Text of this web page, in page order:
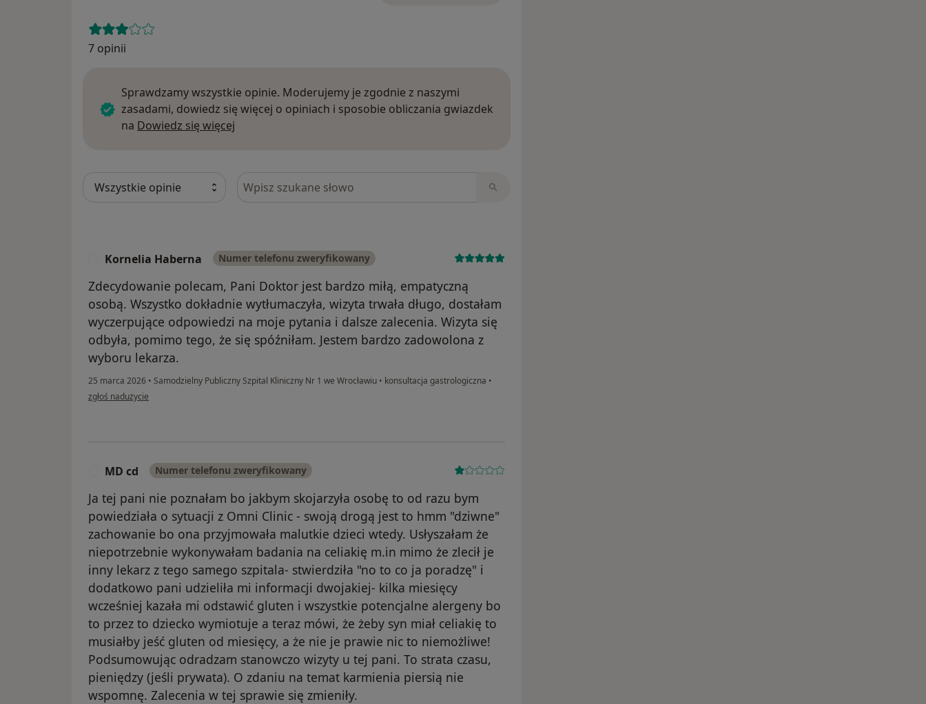
7 opinii
Sprawdzamy wszystkie opinie. Moderujemy je zgodnie z naszymi
zasadami, dowiedz się więcej o opiniach i sposobie obliczania gwiazdek
na Dowiedz się więcej
Szukaj w opiniach
Kornelia Haberna Numer telefonu zweryfikowany
Zdecydowanie polecam, Pani Doktor jest bardzo miłą, empatyczną
osobą. Wszystko dokładnie wytłumaczyła, wizyta trwała długo, dostałam
wyczerpujące odpowiedzi na moje pytania i dalsze zalecenia. Wizyta się
odbyła, pomimo tego, że się spóźniłam. Jestem bardzo zadowolona z
wyboru lekarza.
25 marca 2026 • Samodzielny Publiczny Szpital Kliniczny Nr 1 we Wrocławiu • konsultacja gastrologiczna •
w opinii użytkownika Kornelia Haberna
zgłoś nadużycie
MD cd Numer telefonu zweryfikowany
Ja tej pani nie poznałam bo jakbym skojarzyła osobę to od razu bym
powiedziała o sytuacji z Omni Clinic - swoją drogą jest to hmm "dziwne"
zachowanie bo ona przyjmowała malutkie dzieci wtedy. Usłyszałam że
niepotrzebnie wykonywałam badania na celiakię m.in mimo że zlecił je
inny lekarz z tego samego szpitala- stwierdziła "no to co ja poradzę" i
dodatkowo pani udzieliła mi informacji dwojakiej- kilka miesięcy
wcześniej kazała mi odstawić gluten i wszystkie potencjalne alergeny bo
to przez to dziecko wymiotuje a teraz mówi, że żeby syn miał celiakię to
musiałby jeść gluten od miesięcy, a że nie je prawie nic to niemożliwe!
Podsumowując odradzam stanowczo wizyty u tej pani. To strata czasu,
pieniędzy (jeśli prywata). O zdaniu na temat karmienia piersią nie
wspomnę. Zalecenia w tej sprawie się zmieniły.